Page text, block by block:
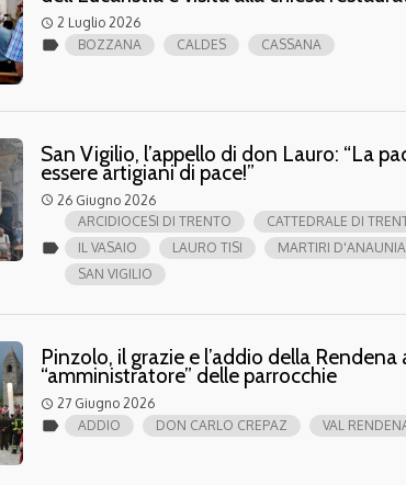
access_time 2 Luglio 2026
label BOZZANA CALDES CASSANA
San Vigilio, l’appello di don Lauro: “La
essere artigiani di pace!”
access_time 26 Giugno 2026
label
ARCIDIOCESI DI TRENTO CATTEDRALE DI
IL VASAIO
LAURO TISI MARTIRI D'ANAUNIA
SAN VIGILIO
Pinzolo, il grazie e l’addio della
“amministratore” delle parrocchie
access_time 27 Giugno 2026
label ADDIO DON CARLO CREPAZ VAL